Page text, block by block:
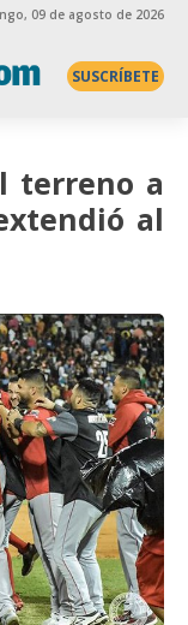
, 09 de agosto de 2026
SUSCRÍBETE
terreno a
al